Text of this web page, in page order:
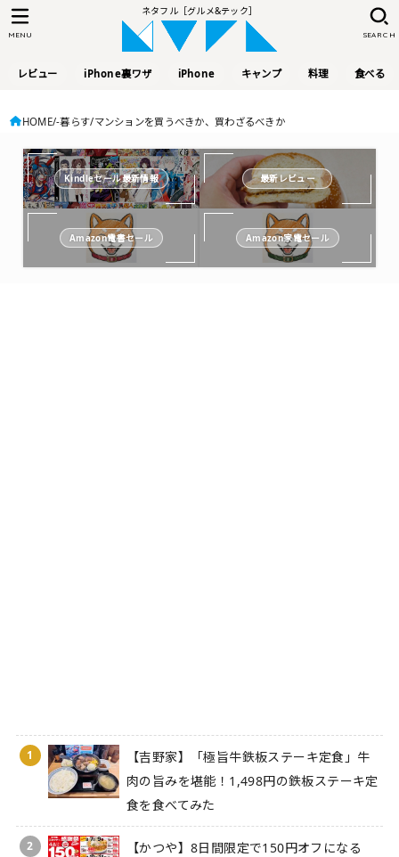
ネタフル［グルメ&テック］
レビュー iPhone裏ワザ iPhone キャンプ 料理 食べる
SEARCH
MENU
HOME -暮らす マンションを買うべきか、買わざるべきか
Kindleセール最新情報 最新レビュー
Amazon電書セール Amazon家電セール
1
【吉野家】「極旨牛鉄板ステーキ定食」牛
肉の旨みを堪能！1,498円の鉄板ステーキ定
食を食べてみた
2
【かつや】8日間限定で150円オフになる